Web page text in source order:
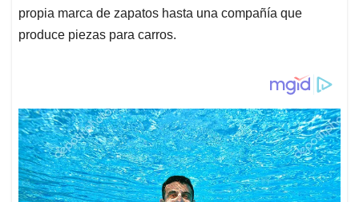
propia marca de zapatos hasta una compañía que
produce piezas para carros.